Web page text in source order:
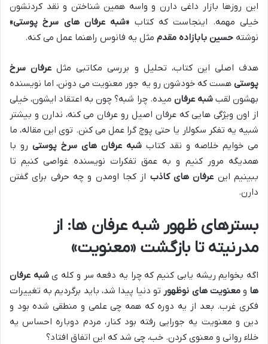
این روزها بازار داغی دارن و واسه همین شناختن و نقد کردنشون
خیلی مهمه. اینجاست که کتاب «شبه عرفان های سرخ پوستی»
نوشته حسین بابازاده مقدم مثل یه فانوس راهنما عمل می کنه.
هدف اصلی این کتاب، تحلیل و بررسی مکاتبی مثل عرفان سرخ
پوستی هست که خودشون رو یه جور معنویت می دونن، اما نویسنده
بهشون لقبشبه عرفان میده. چرا شبه؟ چون به اعتقاد ایشون، خیلی
از اون ویژگی هایی که عرفان اصیل رو عرفان می کنه، ندارن و بیشتر
شبیه یه تفکر سکولار یا حتی پوچ گرا عمل می کنن. توی این مقاله، ما
می خوایم خلاصه و نقد کتاب شبه عرفان های سرخ پوستی رو با
همدیگه مرور کنیم و به عمق تفکرات نویسنده غواصی کنیم تا
ببینیم این عرفان های کاذب از کجا اومدن و چه حرفی برای گفتن
دارن.
بسترهای ظهور شبه عرفان ها: از
مدرنیته تا بازگشت «معنویت»
اگه بخوایم ریشه یابی کنیم که چرا یه دفعه سر و کله یشبه عرفان
ها ومعنویت های نوظهور تو دنیا پیدا شد، باید برگردیم به تغییرات
فکری غرب. بعد از یه دوره که همه چی علمی و منطقی شده بود و
دین و معنویت یه جورایی رفته بود کنار، مردم دوباره احساس یه
خلاء روانی و معنوی کردن. خب، چی شد که این اتفاق افتاد؟